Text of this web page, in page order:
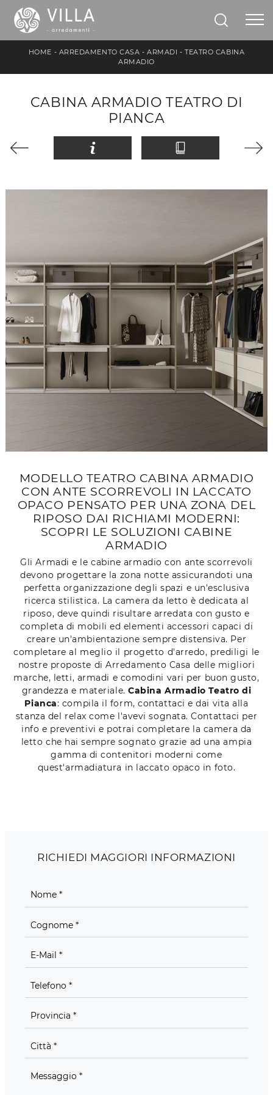
HOME - ARREDAMENTO CASA -ARMADI -TEATRO CABINA
ARMADIO
CABINA ARMADIO TEATRO DI
PIANCA
MODELLO TEATRO CABINA ARMADIO
CON ANTE SCORREVOLI IN LACCATO
OPACO PENSATO PER UNA ZONA DEL
RIPOSO DAI RICHIAMI MODERNI:
SCOPRI LE SOLUZIONI CABINE
ARMADIO
Gli Armadi e le cabine armadio con ante scorrevoli
devono progettare la zona notte assicurandoti una
perfetta organizzazione degli spazi e un'esclusiva
ricerca stilistica. La camera da letto è dedicata al
riposo, deve quindi risultare arredata con gusto e
completa di mobili ed elementi accessori capaci di
creare un'ambientazione sempre distensiva. Per
completare al meglio il progetto d'arredo, prediligi le
nostre proposte di Arredamento Casa delle migliori
marche, letti, armadi e comodini vari per buon gusto,
grandezza e materiale.Cabina Armadio Teatro di
Pianca: compila il form, contattaci e dai vita alla
stanza del relax come l'avevi sognata. Contattaci per
info e preventivi e potrai completare la camera da
letto che hai sempre sognato grazie ad una ampia
gamma di contenitori moderni come
quest'armadiatura in laccato opaco in foto.
RICHIEDI MAGGIORI INFORMAZIONI